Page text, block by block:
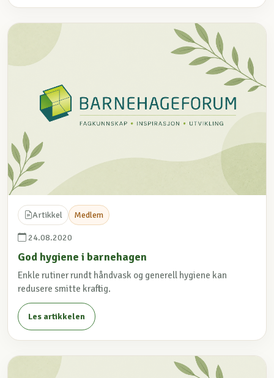
Artikkel Medlem
24.08.2020
God hygiene i barnehagen
Enkle rutiner rundt håndvask og generell hygiene kan
redusere smitte kraftig.
Les artikkelen